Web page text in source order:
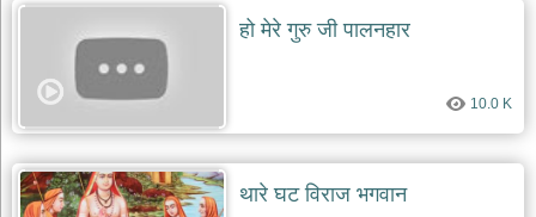
गणेश
ganesh
राम
हो मेरे गुरु जी पालनहार
10.0 K
थारे घट विराज भगवान